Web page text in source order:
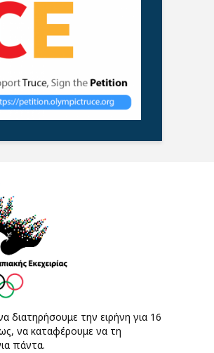
διατηρήσουμε την ειρήνη για 16
να καταφέρουμε να τη
πάντα.